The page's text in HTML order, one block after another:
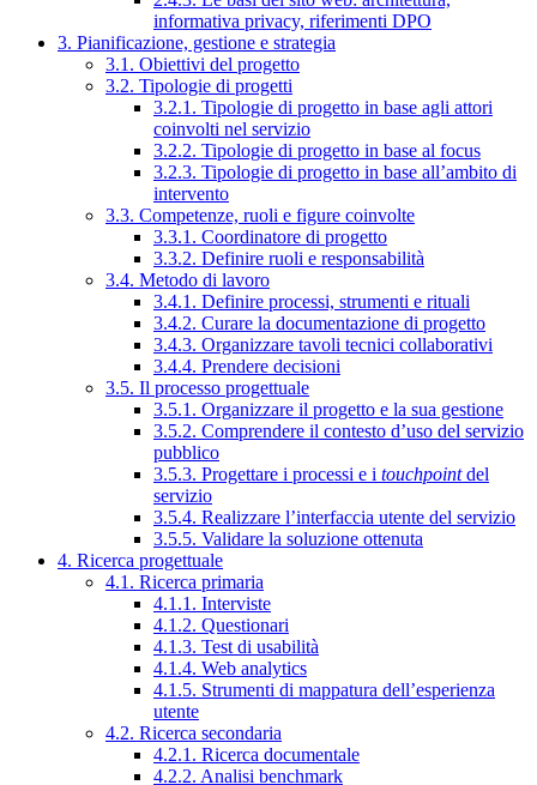
informativa privacy, riferimenti DPO
3. Pianificazione, gestione e strategia
3.1. Obiettivi del progetto
3.2. Tipologie di progetti
3.2.1. Tipologie di progetto in base agli attori
coinvolti nel servizio
3.2.2. Tipologie di progetto in base al focus
3.2.3. Tipologie di progetto in base all’ambito di
intervento
3.3. Competenze, ruoli e figure coinvolte
3.3.1. Coordinatore di progetto
3.3.2. Definire ruoli e responsabilità
3.4. Metodo di lavoro
3.4.1. Definire processi, strumenti e rituali
3.4.2. Curare la documentazione di progetto
3.4.3. Organizzare tavoli tecnici collaborativi
3.4.4. Prendere decisioni
3.5. Il processo progettuale
3.5.1. Organizzare il progetto e la sua gestione
3.5.2. Comprendere il contesto d’uso del servizio
pubblico
3.5.3. Progettare i processi e i touchpointdel
servizio
3.5.4. Realizzare l’interfaccia utente del servizio
3.5.5. Validare la soluzione ottenuta
4. Ricerca progettuale
4.1. Ricerca primaria
4.1.1. Interviste
4.1.2. Questionari
4.1.3. Test di usabilità
4.1.4. Web analytics
4.1.5. Strumenti di mappatura dell’esperienza
utente
4.2. Ricerca secondaria
4.2.1. Ricerca documentale
4.2.2. Analisi benchmark